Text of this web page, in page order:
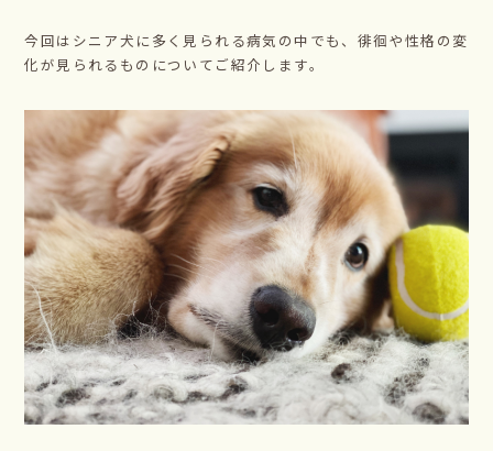
今回はシニア犬に多く見られる病気の中でも、徘徊や性格の変
化が見られるものについてご紹介します。